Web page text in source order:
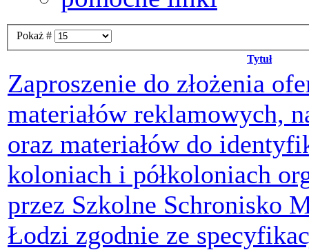
Pokaż #
Tytuł
Zaproszenie do złożenia
materiałów reklamowych,
oraz materiałów do
koloniach i półkoloniach
przez Szkolne Schronisko
Łodzi zgodnie ze